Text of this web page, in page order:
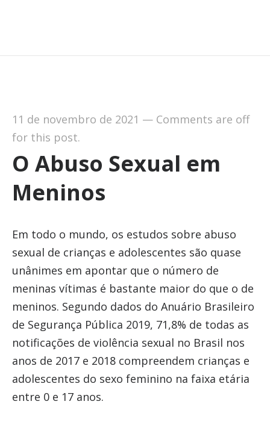
11 de novembro de 2021 — Comments are off
for this post.
O Abuso Sexual em
Meninos
Em todo o mundo, os estudos sobre abuso
sexual de crianças e adolescentes são quase
unânimes em apontar que o número de
meninas vítimas é bastante maior do que o de
meninos. Segundo dados do Anuário Brasileiro
de Segurança Pública 2019, 71,8% de todas as
notificações de violência sexual no Brasil nos
anos de 2017 e 2018 compreendem crianças e
adolescentes do sexo feminino na faixa etária
entre 0 e 17 anos.